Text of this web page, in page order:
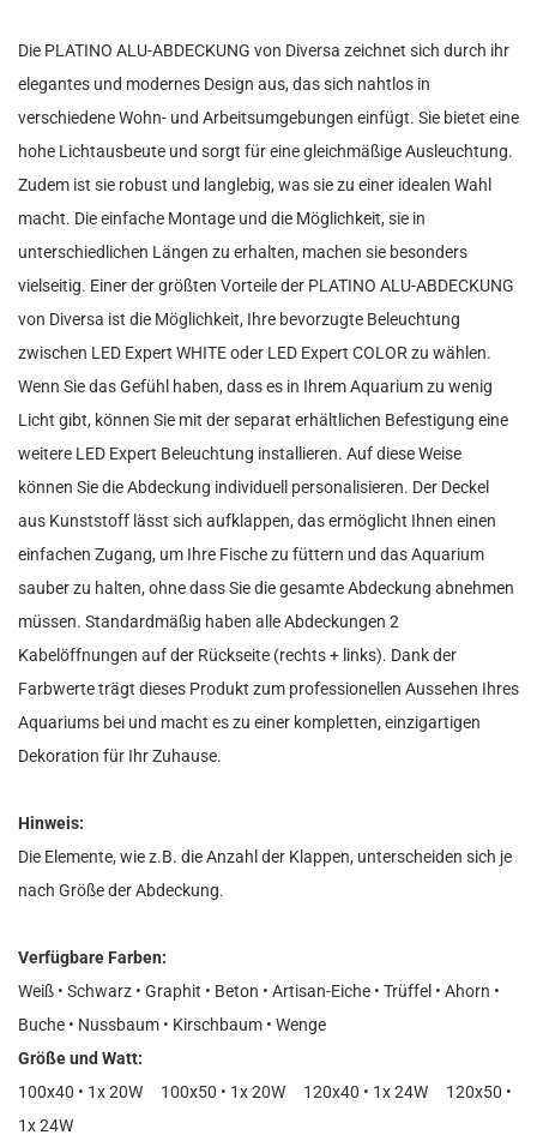
Die PLATINO ALU-ABDECKUNG von Diversa zeichnet sich durch ihr
elegantes und modernes Design aus, das sich nahtlos in
verschiedene Wohn- und Arbeitsumgebungen einfügt. Sie bietet eine
hohe Lichtausbeute und sorgt für eine gleichmäßige Ausleuchtung.
Zudem ist sie robust und langlebig, was sie zu einer idealen Wahl
macht. Die einfache Montage und die Möglichkeit, sie in
unterschiedlichen Längen zu erhalten, machen sie besonders
vielseitig. Einer der größten Vorteile der PLATINO ALU-ABDECKUNG
von Diversa ist die Möglichkeit, Ihre bevorzugte Beleuchtung
zwischen LED Expert WHITE oder LED Expert COLOR zu wählen.
Wenn Sie das Gefühl haben, dass es in Ihrem Aquarium zu wenig
Licht gibt, können Sie mit der separat erhältlichen Befestigung eine
weitere LED Expert Beleuchtung installieren. Auf diese Weise
können Sie die Abdeckung individuell personalisieren. Der Deckel
aus Kunststoff lässt sich aufklappen, das ermöglicht Ihnen einen
einfachen Zugang, um Ihre Fische zu füttern und das Aquarium
sauber zu halten, ohne dass Sie die gesamte Abdeckung abnehmen
müssen. Standardmäßig haben alle Abdeckungen 2
Kabelöffnungen auf der Rückseite (rechts + links). Dank der
Farbwerte trägt dieses Produkt zum professionellen Aussehen Ihres
Aquariums bei und macht es zu einer kompletten, einzigartigen
Dekoration für Ihr Zuhause.
Hinweis:
Die Elemente, wie z.B. die Anzahl der Klappen, unterscheiden sich je
nach Größe der Abdeckung.
Verfügbare Farben:
Weiß • Schwarz • Graphit • Beton • Artisan-Eiche • Trüffel • Ahorn •
Buche • Nussbaum • Kirschbaum • Wenge
Größe und Watt:
100x40 • 1x 20W 100x50 • 1x 20W 120x40 • 1x 24W 120x50 •
1x 24W